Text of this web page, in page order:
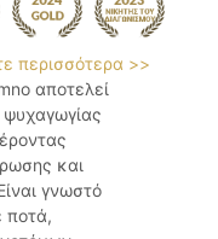
περισσότερα >>
αποτελεί
και
γνωστό
ποτά,